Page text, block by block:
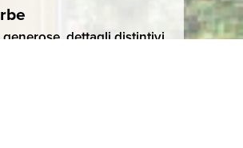
generose, dettagli distintivi.